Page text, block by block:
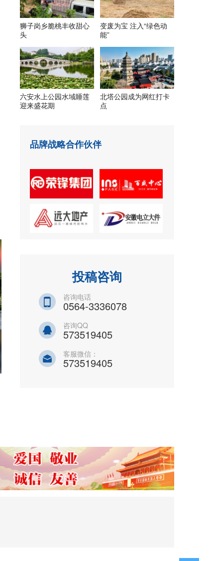
狮子岗乡脆桃丰收甜心
头
变废为宝 注入“绿色动
能”
六安水上公园水域睡莲
迎来盛花期
北塔公园成为网红打卡
点
品牌战略合作伙伴
投稿咨询
咨询电话
0564-3336078
咨询QQ
573519405
客服微信：
573519405